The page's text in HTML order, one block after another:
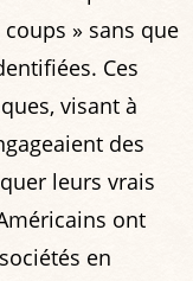
» sans que
Ces
visant à
des
leurs vrais
ont
en